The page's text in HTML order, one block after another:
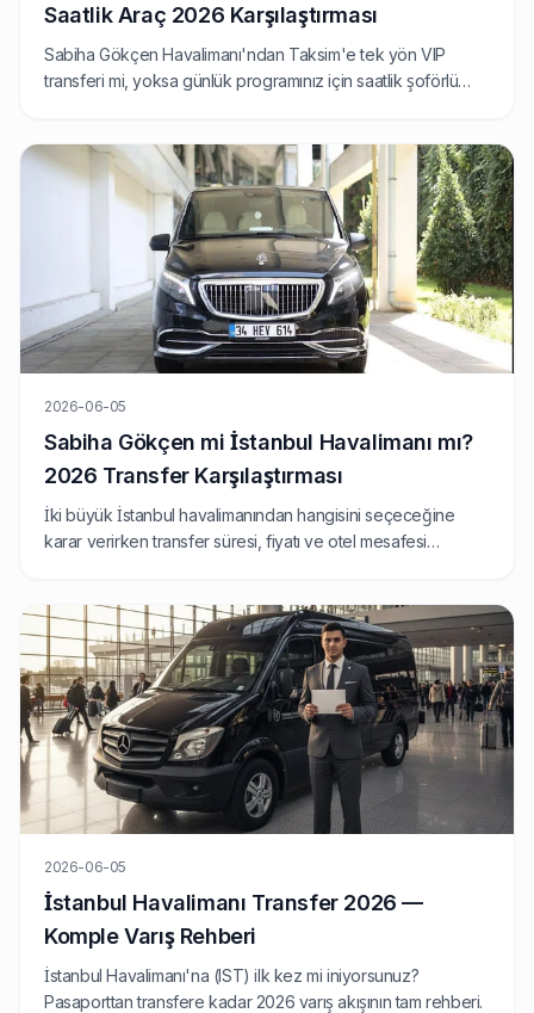
Saatlik Araç 2026 Karşılaştırması
Sabiha Gökçen Havalimanı'ndan Taksim'e tek yön VIP
transferi mi, yoksa günlük programınız için saatlik şoförlü
2026-06-05
Sabiha Gökçen mi İstanbul Havalimanı mı?
2026 Transfer Karşılaştırması
İki büyük İstanbul havalimanından hangisini seçeceğine
karar verirken transfer süresi, fiyatı ve otel mesafesi
2026-06-05
İstanbul Havalimanı Transfer 2026 —
Komple Varış Rehberi
İstanbul Havalimanı'na (IST) ilk kez mi iniyorsunuz?
Pasaporttan transfere kadar 2026 varış akışının tam rehberi.